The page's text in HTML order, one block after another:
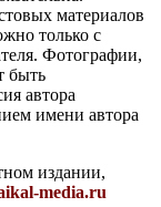
материалов
только с
Фотографии,
быть
автора
имени автора
издании,
media.ru